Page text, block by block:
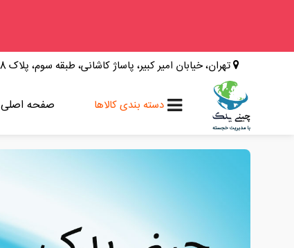
تهران، خیابان امیر کبیر، پاساژ کاشانی، طبقه سوم، پلاک 318
وینگل
کی ام سی
دسته بندی کالاها صفحه اصلی